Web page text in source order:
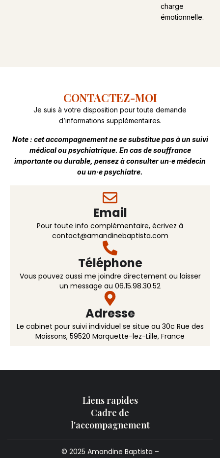
charge
émotionnelle.
CONTACTEZ-MOI
Je suis à votre disposition pour toute demande
d’informations supplémentaires.
Note : cet accompagnement ne se substitue pas à un suivi
médical ou psychiatrique. En cas de souffrance
importante ou durable, pensez à consulter un·e médecin
ou un·e psychiatre.
Email
Pour toute info complémentaire, écrivez à
contact@amandinebaptista.com
Téléphone
Vous pouvez aussi me joindre directement ou laisser
un message au 06.15.98.30.52
Adresse
Le cabinet pour suivi individuel se situe au 30c Rue des
Moissons, 59520 Marquette-lez-Lille, France
Liens rapides
Cadre de
l'accompagnement
© 2025 Amandine Baptista –